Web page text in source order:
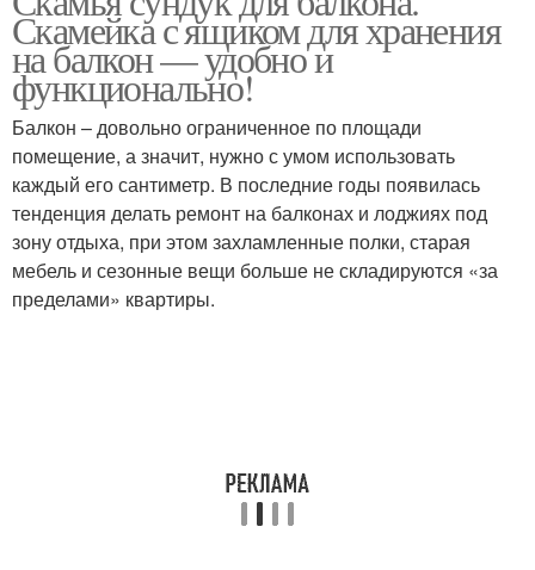
Скамейка с ящиком для хранения
на балкон — удобно и
функционально!
Балкон – довольно ограниченное по площади
помещение, а значит, нужно с умом использовать
каждый его сантиметр. В последние годы появилась
тенденция делать ремонт на балконах и лоджиях под
зону отдыха, при этом захламленные полки, старая
мебель и сезонные вещи больше не складируются «за
пределами» квартиры.